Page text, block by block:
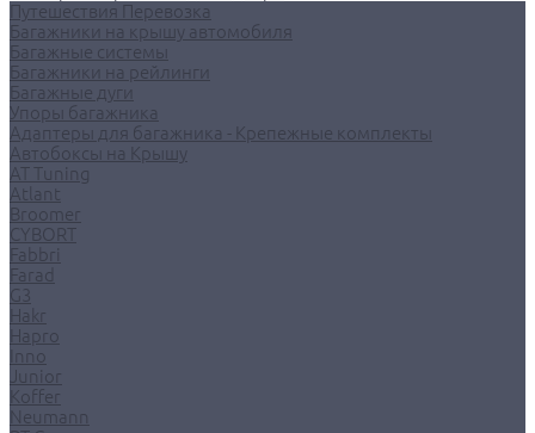
Путешествия Перевозка
Багажники на крышу автомобиля
Багажные системы
Багажники на рейлинги
Багажные дуги
Упоры багажника
Адаптеры для багажника - Крепежные комплекты
Автобоксы на Крышу
AT Tuning
Atlant
Broomer
CYBORT
Fabbri
Farad
G3
Hakr
Hapro
Inno
Junior
Koffer
Neumann